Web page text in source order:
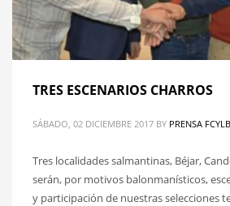
TRES ESCENARIOS CHARROS
SÁBADO, 02 DICIEMBRE 2017 BY PRENSA
Tres localidades salmantinas, Béjar,
serán, por motivos balonmanísticos,
y participación de nuestras selecciones